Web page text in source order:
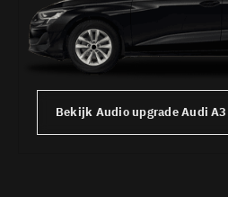
Bekijk Audio upgrade Audi A3